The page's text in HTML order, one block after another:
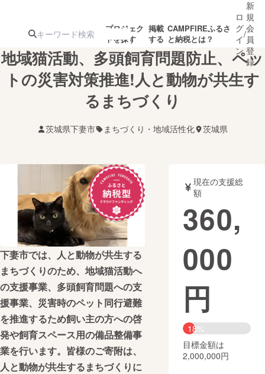
プロジェク
トを探す
注目の新着プロ募集終了が近いプ
ロジェクト
テクノロジー・ガジェット
映像・映画 書籍・雑誌
ビジネス・起業 チャレンジ
まちづくり・地域活性化
CAMPFIRE for Social Good
CAMPFIRE Creation
CAMPFIREふるさと納税machi-ya コミュニティ
掲載
する
CAMPFIREふるさ
と納税とは？
ロ
グ
イ
ン
/
新
規
会
員
登
録
地域猫活動、多頭飼育問題防止、ペッ
トの災害対策推進!人と動物が共生す
るまちづくり
茨城県下妻市 まちづくり・地域活性化 茨城県
下妻市では、人と動物が共生する
まちづくりのため、地域猫活動へ
の支援事業、多頭飼育問題への支
援事業、災害時のペット同行避難
を推進するため飼い主の方への啓
発や飼育スペース用の備品整備事
業を行います。皆様のご寄附は、
人と動物が共生するまちづくりに
現在の支援総
額
360,
000
円
18%
目標金額は
2,000,000円